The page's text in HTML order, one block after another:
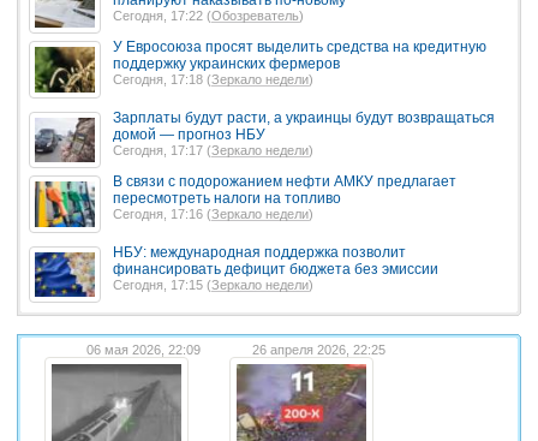
Сегодня, 17:22 (Обозреватель)
У Евросоюза просят выделить средства на кредитную
поддержку украинских фермеров
Сегодня, 17:18 (Зеркало недели)
Зарплаты будут расти, а украинцы будут возвращаться
домой — прогноз НБУ
Сегодня, 17:17 (Зеркало недели)
В связи с подорожанием нефти АМКУ предлагает
пересмотреть налоги на топливо
Сегодня, 17:16 (Зеркало недели)
НБУ: международная поддержка позволит
финансировать дефицит бюджета без эмиссии
Сегодня, 17:15 (Зеркало недели)
06 мая 2026, 22:09 26 апреля 2026, 22:25